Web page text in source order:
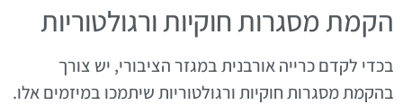
הקמת מסגרות חוקיות ורגולטוריות
בכדי לקדם כרייה אורבנית במגזר הציבורי, יש צורך
בהקמת מסגרות חוקיות ורגולטוריות שיתמכו במיזמים אלו.